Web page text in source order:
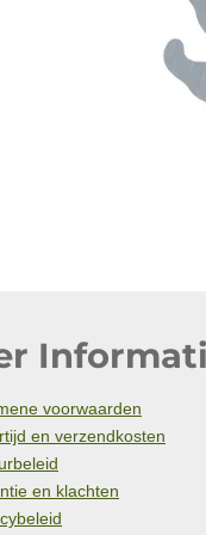
voorwaarden
en verzendkosten
en klachten